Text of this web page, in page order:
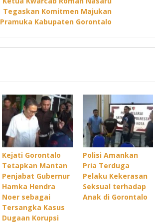
Tegaskan Komitmen Majukan
Pramuka Kabupaten Gorontalo
Kejati Gorontalo
Tetapkan Mantan
Penjabat Gubernur
Hamka Hendra
Noer sebagai
Tersangka Kasus
Dugaan Korupsi
Polisi Amankan
Pria Terduga
Pelaku Kekerasan
Seksual terhadap
Anak di Gorontalo